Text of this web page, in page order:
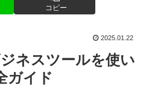
コピー
2025.01.22
ネスツールを使い
ガイド